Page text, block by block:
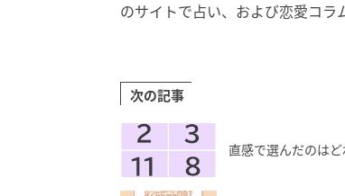
のサイトで占い、および恋愛コラ
次の記事
直感で選んだのは